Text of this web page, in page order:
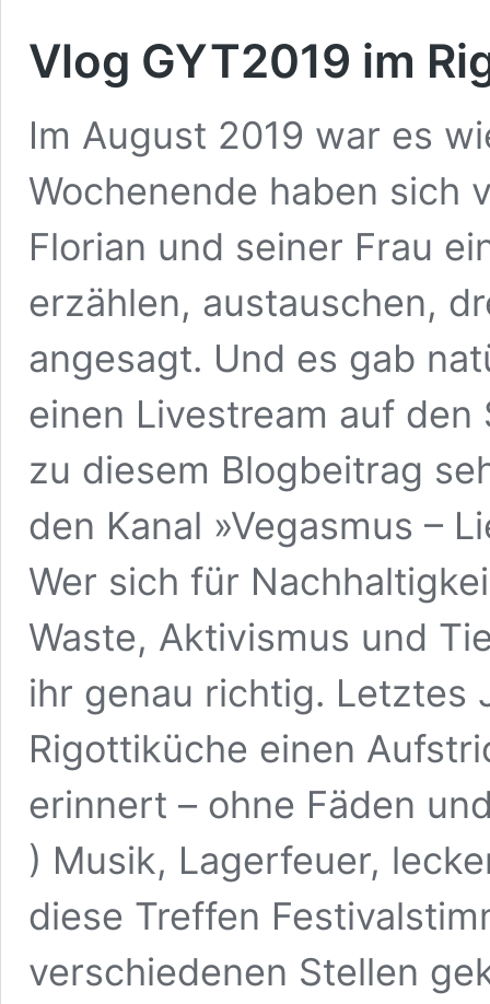
Vlog GYT2019 im
Im August 2019 war es
Wochenende haben sich
Florian und seiner Frau
erzählen, austauschen,
angesagt. Und es gab
einen Livestream auf
zu diesem Blogbeitrag
den Kanal »Vegasmus –
Wer sich für
Waste, Aktivismus und
ihr genau richtig. Letztes
Rigottiküche einen
erinnert – ohne Fäden
) Musik, Lagerfeuer,
diese Treffen
verschiedenen Stellen